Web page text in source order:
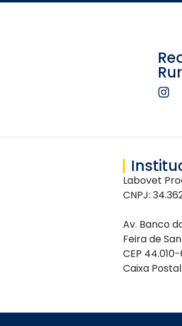
Labovet
CNPJ:
Av. Banco
Feira de
CEP
Caixa